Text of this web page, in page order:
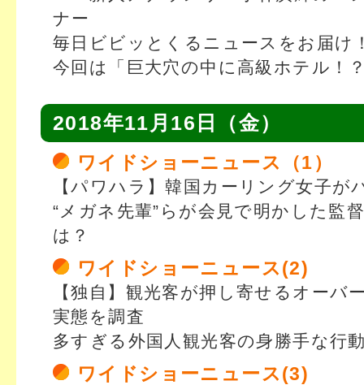
ナー
毎日ビビッとくるニュースをお届け
今回は「巨大穴の中に高級ホテル！
2018年11月16日（金）
ワイドショーニュース（1）
【パワハラ】韓国カーリング女子が
“メガネ先輩”らが会見で明かした監
は？
ワイドショーニュース(2)
【独自】観光客が押し寄せるオーバ
実態を調査
多すぎる外国人観光客の身勝手な行
ワイドショーニュース(3)